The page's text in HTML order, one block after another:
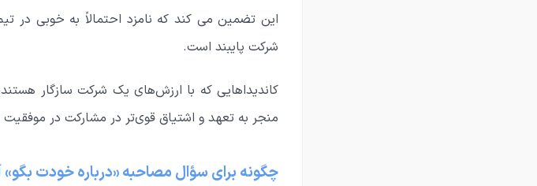
این تضمین می کند که نامزد احتمالاً به خوبی در
شرکت پایبند است.
کاندیداهایی که با ارزش‌های یک شرکت سازگار
منجر به تعهد و اشتیاق قوی‌تر در مشارکت در
چگونه برای سؤال مصاحبه «درباره خودت